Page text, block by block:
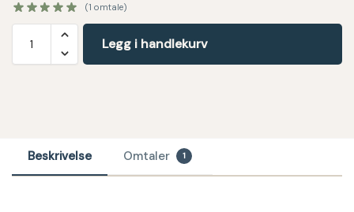
(1 omtale)
Legg i handlekurv
Beskrivelse Omtaler 1